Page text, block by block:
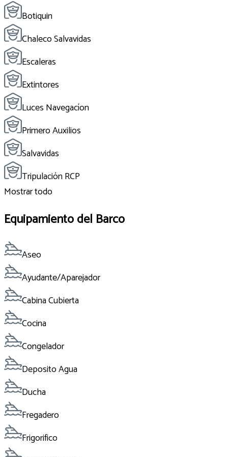
Botiquin
Chaleco Salvavidas
Escaleras
Extintores
Luces Navegacíon
Primero Auxilios
Salvavidas
Tripulación RCP
Mostrar todo
Equipamiento del Barco
Aseo
Ayudante/Aparejador
Cabina Cubierta
Cocina
Congelador
Deposito Agua
Ducha
Fregadero
Frigorifico